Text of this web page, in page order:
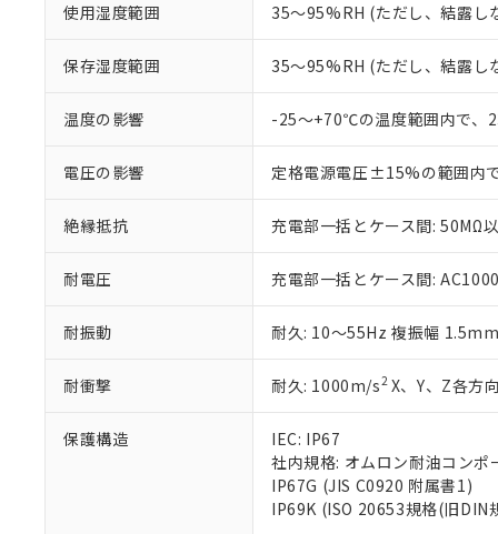
使用湿度範囲 35～95%RH (ただし、結露し
保存湿度範囲 35～95%RH (ただし、結露し
温度の影響 -25～+70℃の温度範囲内で
電圧の影響 定格電源電圧±15%の範囲内
絶縁抵抗 充電部一括とケース間: 50MΩ
耐電圧 充電部一括とケース間:
耐振動 耐久: 10～55Hz 複振幅
耐衝撃 耐久: 1000m/s2X、Y、Z各方
保護構造
IEC: IP67
社内規格: オムロン耐油コンポ
IP67G (JIS C0920 附属書1)
IP69K (ISO 20653規格(旧DIN
当社販売員に
オムロン制
在庫状況お
す。
マイパーツ
が、当社の
さい。
※当社の共同
いる法人を
※2 対応予定月
部品在庫の切り替
※3 非含有証明
EU RoHS指令（
51物質の非含有証
※本証明書は発行
また、RoHS指令
混在することか
既に当社にて対
り割愛しておりま
「ｅ」：有害物質
「10」：通常の使
味します。
「－」：未確認で
当社は、貴
また当社は
たしません。
△ 一定数
－
在庫な
機器販
空
白
受注生